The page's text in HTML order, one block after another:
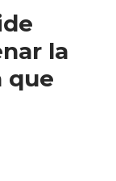
la
que